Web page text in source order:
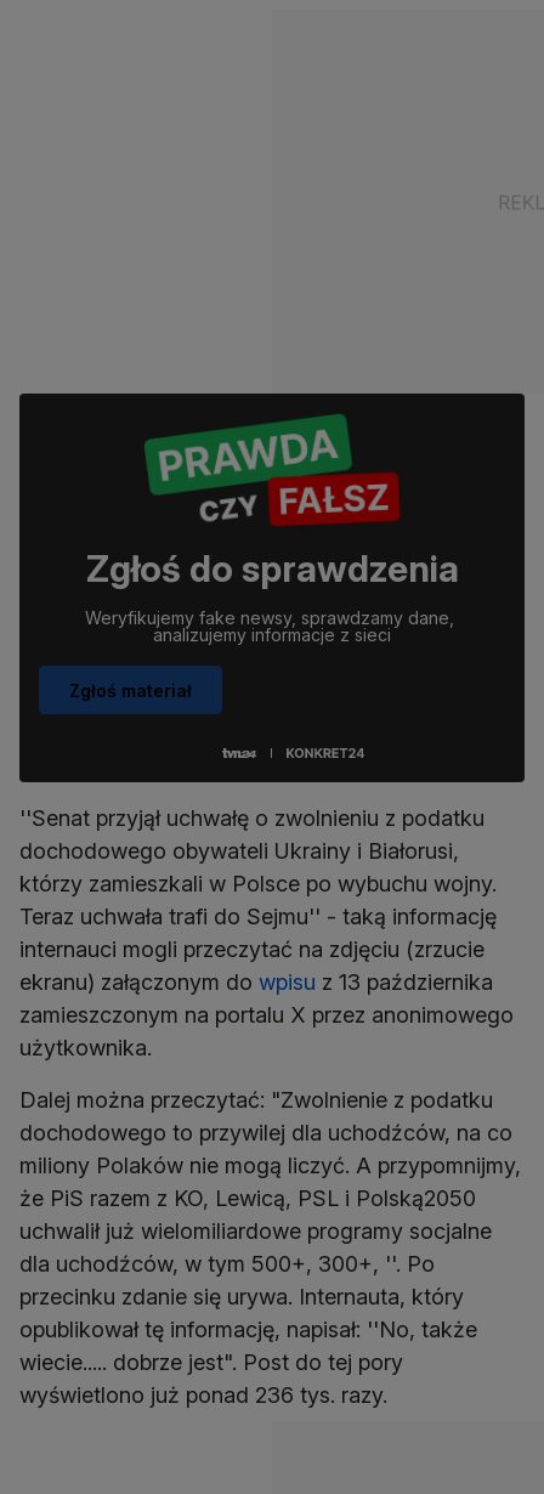
Zgłoś do sprawdzenia
Weryfikujemy fake newsy, sprawdzamy dane,
analizujemy informacje z sieci
Zgłoś materiał
''Senat przyjął uchwałę o zwolnieniu z podatku
dochodowego obywateli Ukrainy i Białorusi,
którzy zamieszkali w Polsce po wybuchu wojny.
Teraz uchwała trafi do Sejmu'' - taką informację
internauci mogli przeczytać na zdjęciu (zrzucie
ekranu) załączonym do wpisu z 13 października
zamieszczonym na portalu X przez anonimowego
użytkownika.
Dalej można przeczytać: "Zwolnienie z podatku
dochodowego to przywilej dla uchodźców, na co
miliony Polaków nie mogą liczyć. A przypomnijmy,
że PiS razem z KO, Lewicą, PSL i Polską2050
uchwalił już wielomiliardowe programy socjalne
dla uchodźców, w tym 500+, 300+, ''. Po
przecinku zdanie się urywa. Internauta, który
opublikował tę informację, napisał: ''No, także
wiecie..... dobrze jest". Post do tej pory
wyświetlono już ponad 236 tys. razy.